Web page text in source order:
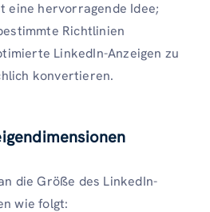
eine hervorragende Idee;
Richtlinien
LinkedIn-Anzeigen zu
konvertieren.
die Größe des LinkedIn-
wie folgt: